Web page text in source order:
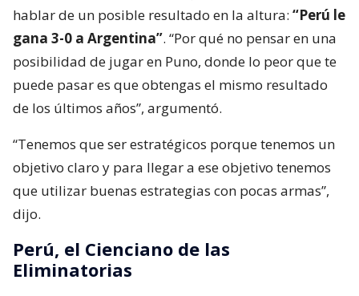
hablar de un posible resultado en la altura: “Perú le
gana 3-0 a Argentina”. “Por qué no pensar en una
posibilidad de jugar en Puno, donde lo peor que te
puede pasar es que obtengas el mismo resultado
de los últimos años”, argumentó.
“Tenemos que ser estratégicos porque tenemos un
objetivo claro y para llegar a ese objetivo tenemos
que utilizar buenas estrategias con pocas armas”,
dijo.
Perú, el Cienciano de las
Eliminatorias